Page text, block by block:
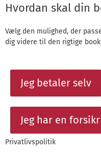
Hvordan skal din
Vælg den mulighed, der
dig videre til den rigtige
Jeg betaler selv
Jeg har en
Privatlivspolitik